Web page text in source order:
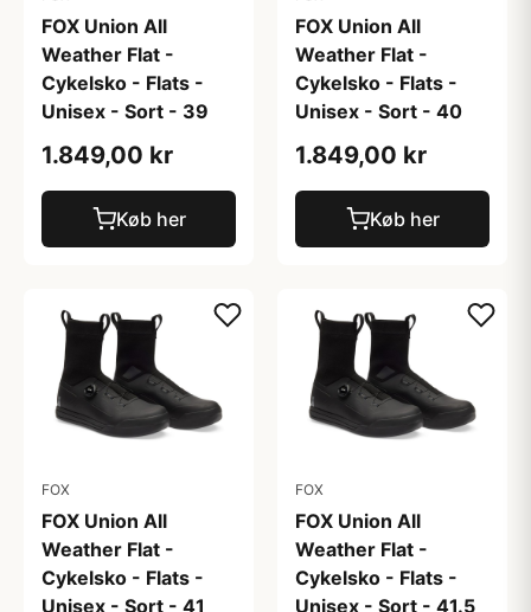
FOX Union All
Weather Flat -
Cykelsko - Flats -
Unisex - Sort - 39
1.849,00 kr
Køb her
FOX Union All
Weather Flat -
Cykelsko - Flats -
Unisex - Sort - 40
1.849,00 kr
Køb her
FOX
FOX Union All
Weather Flat -
Cykelsko - Flats -
Unisex - Sort - 41
FOX
FOX Union All
Weather Flat -
Cykelsko - Flats -
Unisex - Sort - 41.5